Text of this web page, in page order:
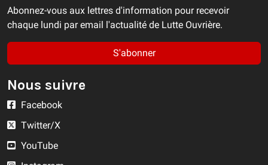
Abonnez-vous aux lettres d'information pour recevoir
chaque lundi par email l'actualité de Lutte Ouvrière.
S'abonner
Nous suivre
Facebook
Twitter/X
YouTube